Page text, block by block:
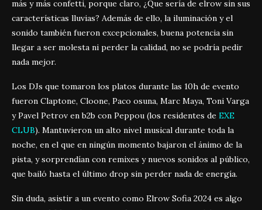
más y más confetti, porque claro, ¿Que sería de elrow sin sus
características lluvias? Además de ello, la iluminación y el
sonido también fueron excepcionales, buena potencia sin
llegar a ser molesta ni perder la calidad, no se podría pedir
nada mejor.
Los DJs que tomaron los platos durante las 10h de evento
fueron Claptone, Cloone, Paco osuna, Marc Maya, Toni Varga
y Pavel Petrov en b2b con Peppou (los residentes de EXE
CLUB). Mantuvieron un alto nivel musical durante toda la
noche, en el que en ningún momento bajaron el ánimo de la
pista, y sorprendían con remixes y nuevos sonidos al público,
que bailó hasta el último drop sin perder nada de energía.
Sin duda, asistir a un evento como Elrow Sofia 2024 es algo